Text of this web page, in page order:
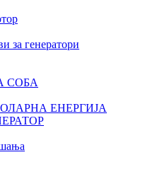
за генератори
СОБА
ЕНЕРГИЈА